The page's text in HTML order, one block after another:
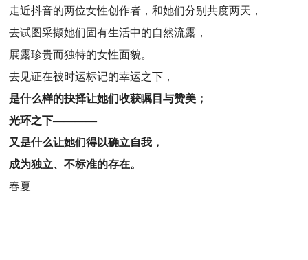
走近抖音的两位女性创作者，和她们分别共度两天，
去试图采撷她们固有生活中的自然流露，
展露珍贵而独特的女性面貌。
去见证在被时运标记的幸运之下，
是什么样的抉择让她们收获瞩目与赞美；
光环之下————
又是什么让她们得以确立自我，
成为独立、不标准的存在。
春夏